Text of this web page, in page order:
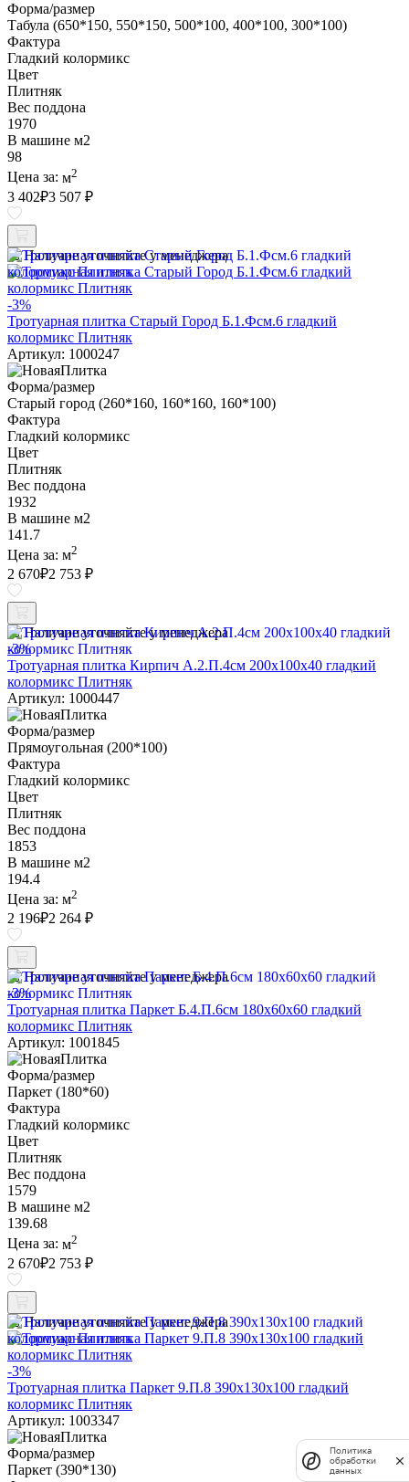
Форма/размер
Табула (650*150, 550*150, 500*100, 400*100, 300*100)
Фактура
Гладкий колормикс
Цвет
Плитняк
Вес поддона
1970
В машине м2
98
Цена за: м2
3 402₽3 507 ₽
Наличие уточняйте у менеджера
-3%
Тротуарная плитка Старый Город Б.1.Фсм.6 гладкий
колормикс Плитняк
Артикул: 1000247
Форма/размер
Старый город (260*160, 160*160, 160*100)
Фактура
Гладкий колормикс
Цвет
Плитняк
Вес поддона
1932
В машине м2
141.7
Цена за: м2
2 670₽2 753 ₽
Наличие уточняйте у менеджера
-3%
Тротуарная плитка Кирпич А.2.П.4см 200х100х40 гладкий
колормикс Плитняк
Артикул: 1000447
Форма/размер
Прямоугольная (200*100)
Фактура
Гладкий колормикс
Цвет
Плитняк
Вес поддона
1853
В машине м2
194.4
Цена за: м2
2 196₽2 264 ₽
Наличие уточняйте у менеджера
-3%
Тротуарная плитка Паркет Б.4.П.6см 180х60х60 гладкий
колормикс Плитняк
Артикул: 1001845
Форма/размер
Паркет (180*60)
Фактура
Гладкий колормикс
Цвет
Плитняк
Вес поддона
1579
В машине м2
139.68
Цена за: м2
2 670₽2 753 ₽
Наличие уточняйте у менеджера
-3%
Тротуарная плитка Паркет 9.П.8 390х130х100 гладкий
колормикс Плитняк
Артикул: 1003347
Форма/размер
Паркет (390*130)
Политика
обработки
данных